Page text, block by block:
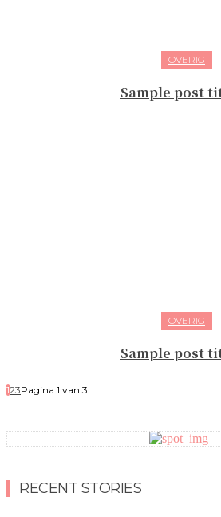
OVERIG
Sample post
OVERIG
Sample post
123Pagina 1 van 3
RECENT STORIES